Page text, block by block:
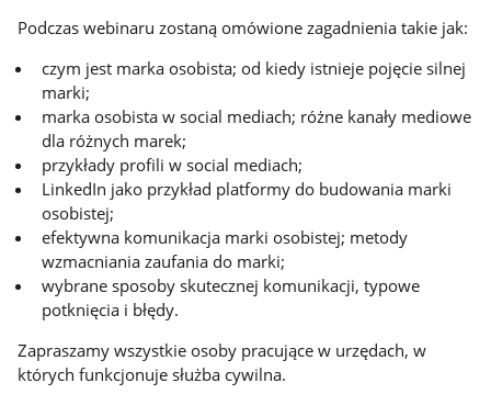
Podczas webinaru zostaną omówione zagadnienia takie jak:
czym jest marka osobista; od kiedy istnieje pojęcie silnej
marki;
marka osobista w social mediach; różne kanały mediowe
dla różnych marek;
przykłady profili w social mediach;
LinkedIn jako przykład platformy do budowania marki
osobistej;
efektywna komunikacja marki osobistej; metody
wzmacniania zaufania do marki;
wybrane sposoby skutecznej komunikacji, typowe
potknięcia i błędy.
Zapraszamy wszystkie osoby pracujące w urzędach, w
których funkcjonuje służba cywilna.